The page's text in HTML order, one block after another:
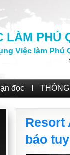
LÀM PHÚ
Việc làm Phú
đọc
Resort
báo